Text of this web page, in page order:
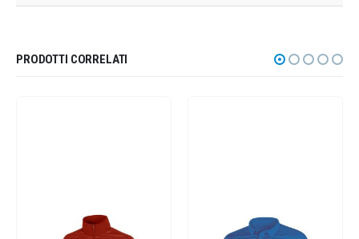
PRODOTTI CORRELATI